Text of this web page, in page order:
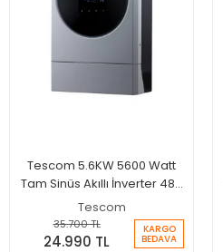
Tescom 5.6KW 5600 Watt
Tam Sinüs Akıllı İnverter 48V
120A MPPT Şarjlı İnverter
Tescom
35.700 TL
24.990 TL
KARGO
BEDAVA